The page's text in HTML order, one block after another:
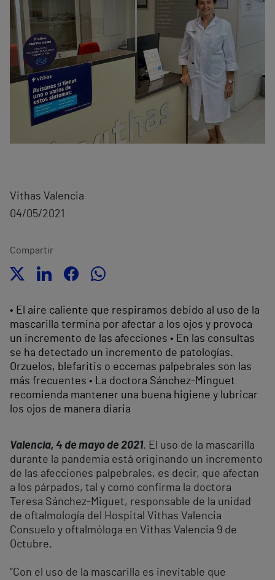
Vithas Valencia
04/05/2021
Compartir
• El aire caliente que respiramos debido al uso de la
mascarilla termina por afectar a los ojos y provoca
un incremento de las afecciones • En las consultas
se ha detectado un incremento de patologías.
Orzuelos, blefaritis o eccemas palpebrales son las
más frecuentes • La doctora Sánchez-Minguet
recomienda mantener una buena higiene y lubricar
los ojos de manera diaria
Valencia, 4 de mayo de 2021. El uso de la mascarilla
durante la pandemia está originando un incremento
de las afecciones palpebrales, es decir, que afectan
a los párpados, tal y como confirma la doctora
Teresa Sánchez-Miguet, responsable de la unidad
de oftalmología del Hospital Vithas Valencia
Consuelo y oftalmóloga en Vithas Valencia 9 de
Octubre.
“Con el uso de la mascarilla es inevitable que